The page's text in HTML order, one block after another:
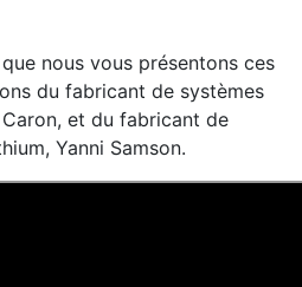
nous vous présentons ces
du fabricant de systèmes
et du fabricant de
Yanni Samson.